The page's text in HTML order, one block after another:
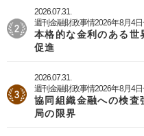
2026.07.31.
週刊金融財政事情2026年8月4日
本格的な金利のある世
促進
2026.07.31.
週刊金融財政事情2026年8月4日
協同組織金融への検査
局の限界